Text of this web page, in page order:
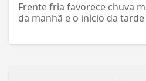
Frente fria favorece chuva
da manhã e o início da tarde